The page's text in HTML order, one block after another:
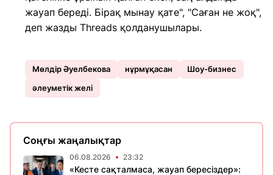
жауап береді. Бірақ мынау қате", "Саған не жоқ",
деп жазды Threads қолданушылары.
Мөлдір Әуелбекова нұрмұқасан
Шоу-бизнес
әлеуметік желі
Соңғы жаңалықтар
06.08.2026 23:32
«Кесте сақталмаса, жауап бересіздер»: